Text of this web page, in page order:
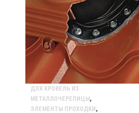
ДЛЯ КРОВЕЛЬ ИЗ
МЕТАЛЛОЧЕРЕПИЦЫ ,
ЭЛЕМЕНТЫ ПРОХОДКИ ,